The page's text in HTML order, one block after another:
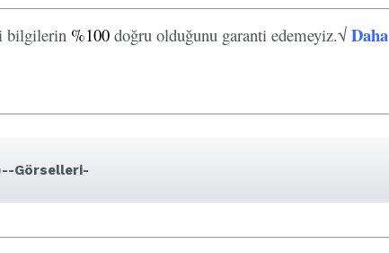
bilgilerin %100 doğru olduğunu garanti edemeyiz.√ Daha
Görselleri-